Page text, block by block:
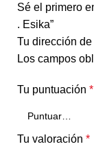
Sé el primero
. Esika”
Tu dirección
Los campos
Tu puntuación *
Tu valoración *